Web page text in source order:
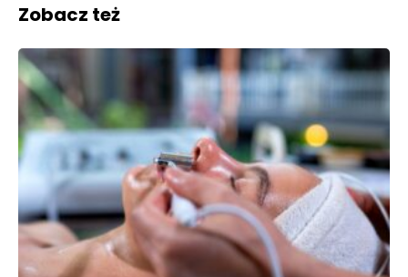
Zobacz też